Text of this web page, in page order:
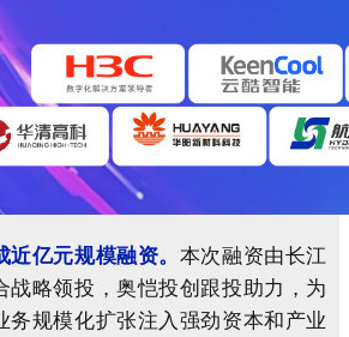
近亿元规模融资。 本次融资由长江
战略领投，奥恺投创跟投助力，为
务规模化扩张注入强劲资本和产业